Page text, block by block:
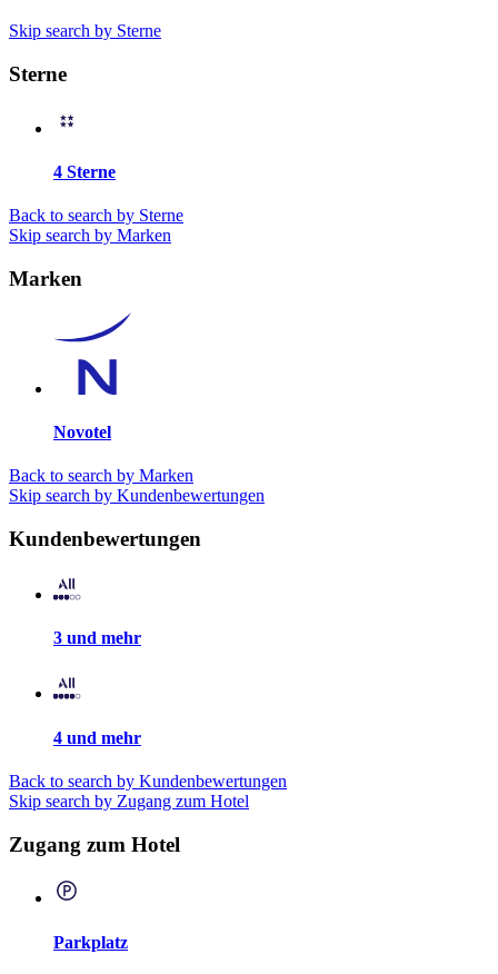
Skip search by Sterne
Sterne
4 Sterne
Back to search by Sterne
Skip search by Marken
Marken
Novotel
Back to search by Marken
Skip search by Kundenbewertungen
Kundenbewertungen
3 und mehr
4 und mehr
Back to search by Kundenbewertungen
Skip search by Zugang zum Hotel
Zugang zum Hotel
Parkplatz